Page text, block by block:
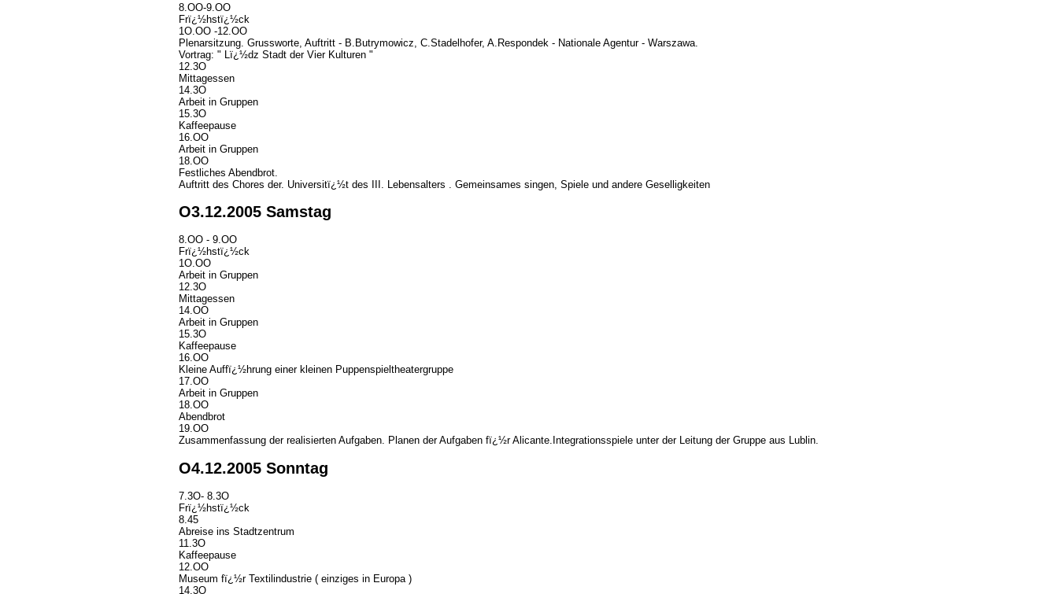
8.OO-9.OO
Frï¿½hstï¿½ck
1O.OO -12.OO
Plenarsitzung. Grussworte, Auftritt - B.Butrymowicz, C.Stadelhofer, A.Respondek - Nationale Agentur - Warszawa.
Vortrag: " Lï¿½dz Stadt der Vier Kulturen "
12.3O
Mittagessen
14.3O
Arbeit in Gruppen
15.3O
Kaffeepause
16.OO
Arbeit in Gruppen
18.OO
Festliches Abendbrot.
Auftritt des Chores der. Universitï¿½t des III. Lebensalters . Gemeinsames singen, Spiele und andere Geselligkeiten
O3.12.2005 Samstag
8.OO - 9.OO
Frï¿½hstï¿½ck
1O.OO
Arbeit in Gruppen
12.3O
Mittagessen
14.OO
Arbeit in Gruppen
15.3O
Kaffeepause
16.OO
Kleine Auffï¿½hrung einer kleinen Puppenspieltheatergruppe
17.OO
Arbeit in Gruppen
18.OO
Abendbrot
19.OO
Zusammenfassung der realisierten Aufgaben. Planen der Aufgaben fï¿½r Alicante.Integrationsspiele unter der Leitung der Gruppe aus Lublin.
O4.12.2005 Sonntag
7.3O- 8.3O
Frï¿½hstï¿½ck
8.45
Abreise ins Stadtzentrum
11.3O
Kaffeepause
12.OO
Museum fï¿½r Textilindustrie ( einziges in Europa )
14.3O